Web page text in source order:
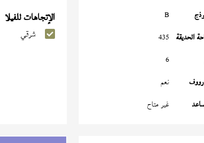
B
الحديقة 435
6
نعم
غير متاح
الإتجاهات للفيلا
شرقي